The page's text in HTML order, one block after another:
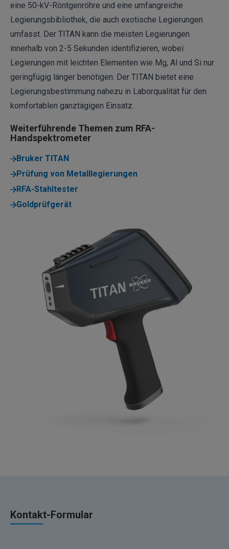
eine 50-kV-Röntgenröhre und eine umfangreiche
Legierungsbibliothek, die auch exotische Legierungen
umfasst. Der TITAN kann die meisten Legierungen
innerhalb von 2-5 Sekunden identifizieren, wobei
Legierungen mit leichten Elementen wie Mg, Al und Si nur
geringfügig länger benötigen. Der TITAN bietet eine
Legierungsbestimmung nahezu in Laborqualität für den
komfortablen ganztägigen Einsatz.
Weiterführende Themen zum RFA-
Handspektrometer
Bruker TITAN
Prüfung von Metalllegierungen
RFA-Stahltester
Goldprüfgerät
Kontakt-Formular